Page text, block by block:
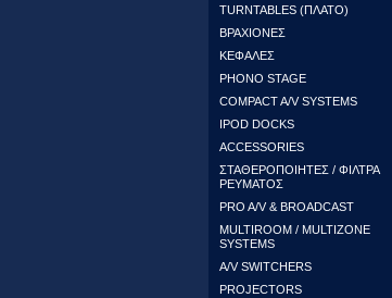
TURNTABLES (ΠΛΑΤΟ)
ΒΡΑΧΙΟΝΕΣ
ΚΕΦΑΛΕΣ
PHONO STAGE
COMPACT A/V SYSTEMS
IPOD DOCKS
ACCESSORIES
ΣΤΑΘΕΡΟΠΟΙΗΤΕΣ / ΦΙΛΤΡΑ
ΡΕΥΜΑΤΟΣ
PRO A/V & BROADCAST
MULTIROOM / MULTIZONE
SYSTEMS
A/V SWITCHERS
PROJECTORS